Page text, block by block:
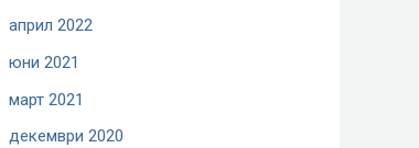
април 2022
юни 2021
март 2021
декември 2020